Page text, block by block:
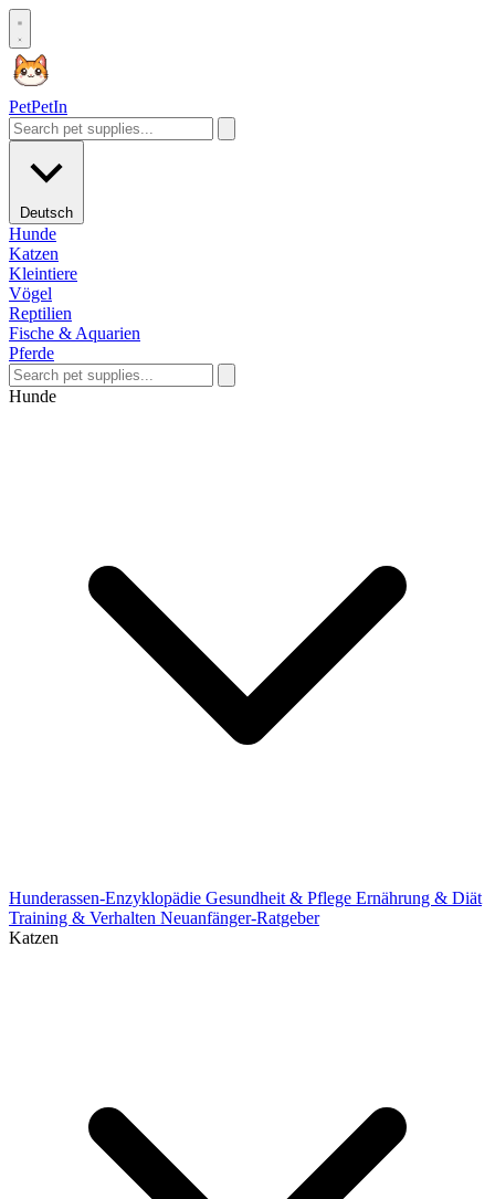
PetPetIn
Deutsch
Hunde
Katzen
Kleintiere
Vögel
Reptilien
Fische & Aquarien
Pferde
Hunde
Hunderassen-Enzyklopädie Gesundheit & Pflege Ernährung & Diät
Training & Verhalten Neuanfänger-Ratgeber
Katzen